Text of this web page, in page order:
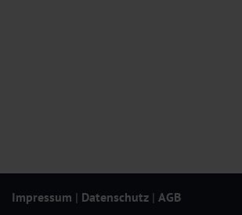
Impressum | Datenschutz | AGB